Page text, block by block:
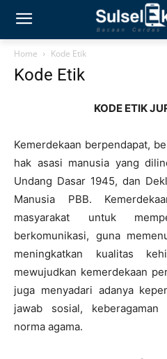
Home Kode Etik
Kode Etik
KODE ETIK
Kemerdekaan berpendapat,
hak asasi manusia yang
Undang Dasar 1945, dan
Manusia PBB.
masyarakat untuk
berkomunikasi, guna
meningkatkan kualitas
mewujudkan kemerdekaan
juga menyadari adanya
jawab sosial,
norma agama.